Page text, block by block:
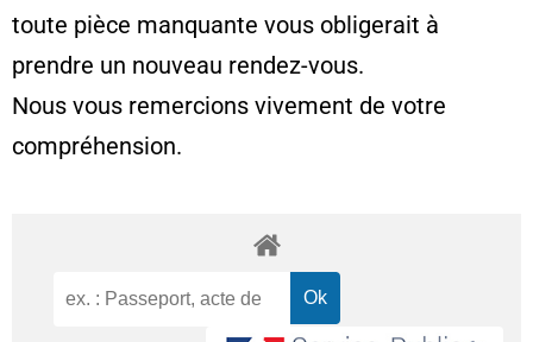
toute pièce manquante vous obligerait à
prendre un nouveau rendez-vous.
Nous vous remercions vivement de votre
compréhension.